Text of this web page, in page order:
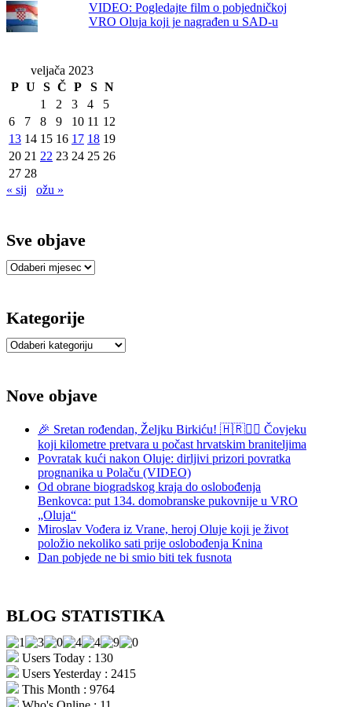
VIDEO: Pogledajte film o pobjedničkoj
VRO Oluja koji je nagrađen u SAD-u
veljača 2023
P U S Č P S N
1
2 3 4
5
6
7 8 9 10 11 12
13 14 15 16 17 18 19
20 21 22 23 24 25 26
27 28
« sij
ožu »
Sve objave
Sve
Kategorije
Kategorije
Nove objave
🎉 Sretan rođendan, Željku Birkiću! 🇭🇷🏃‍♂️ Čovjeku
koji kilometre pretvara u počast hrvatskim braniteljima
Povratak kući nakon Oluje: dirljivi prizori povratka
prognanika u Polaču (VIDEO)
Od obrane biogradskog kraja do oslobođenja
Benkovca: put 134. domobranske pukovnije u VRO
„Oluja“
Miroslav Vođera iz Vrane, heroj Oluje koji je život
položio nekoliko sati prije oslobođenja Knina
Dan pobjede ne bi smio biti tek fusnota
BLOG STATISTIKA
Users Today : 130
Users Yesterday : 2415
This Month : 9764